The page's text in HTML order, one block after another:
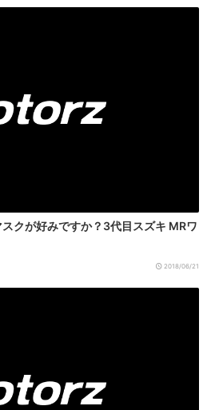
クが好みですか？3代目スズキ MRワ
2018/06/21